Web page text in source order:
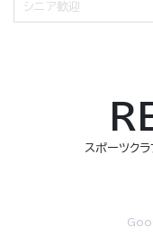
シニア歓迎
スポーツク